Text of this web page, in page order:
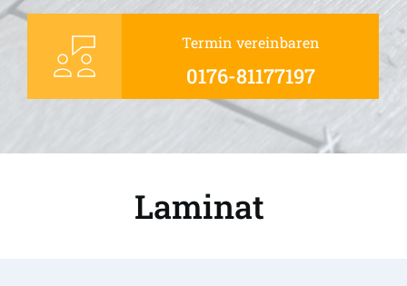
Termin vereinbaren
0176-81177197
Laminat